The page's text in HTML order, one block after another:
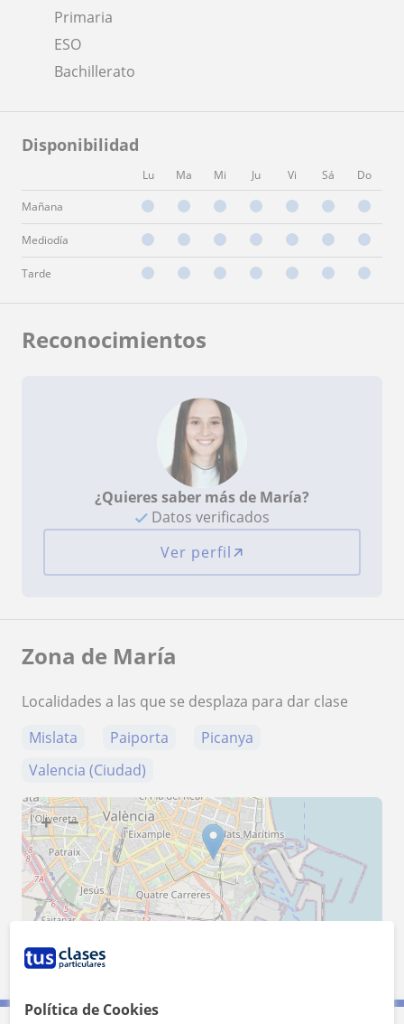
Primaria
ESO
Bachillerato
Disponibilidad
Lu Ma Mi Ju Vi Sá Do
Mañana
Mediodía
Tarde
Reconocimientos
¿Quieres saber más de María?
Datos verificados
Ver perfil
Zona de María
Localidades a las que se desplaza para dar clase
Mislata
Paiporta
Picanya
Valencia (Ciudad)
+ −
2 km
1 mi
Política de Cookies